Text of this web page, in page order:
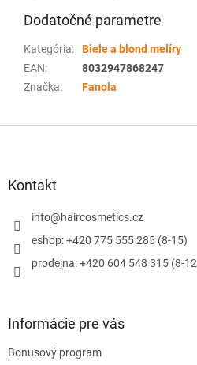
Dodatočné parametre
Kategória:
Biele a blond melíry
EAN:
8032947868247
Značka: Fanola
Kontakt
info@haircosmetics.cz
eshop: +420 775 555 285 (8-15)
prodejna: +420 604 548 315 (8-
Informácie pre vás
Bonusový program